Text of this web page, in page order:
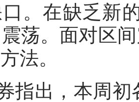
口。在缺乏新
荡。面对区
法。
指出，本周